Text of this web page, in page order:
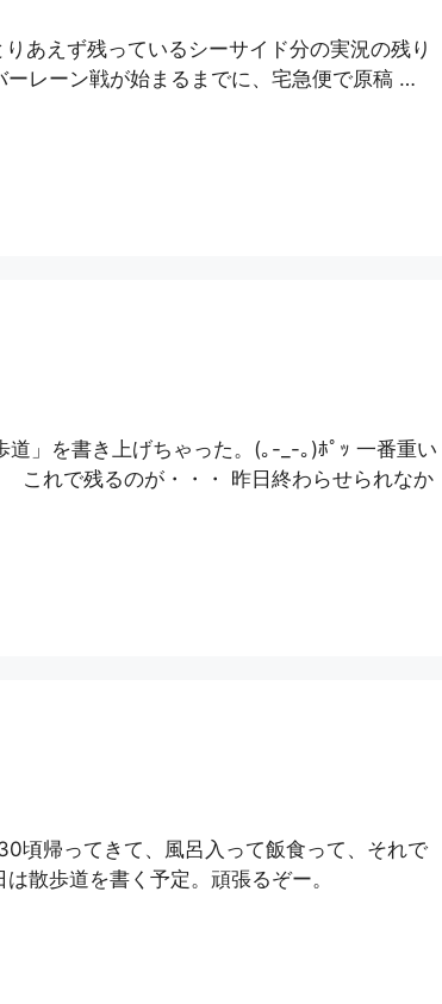
あえず残っているシーサイド分の実況の残り
レーン戦が始まるまでに、宅急便で原稿 …
」を書き上げちゃった。(｡-_-｡)ﾎﾟｯ 一番重い
これで残るのが・・・ 昨日終わらせられなか
頃帰ってきて、風呂入って飯食って、それで
散歩道を書く予定。頑張るぞー。